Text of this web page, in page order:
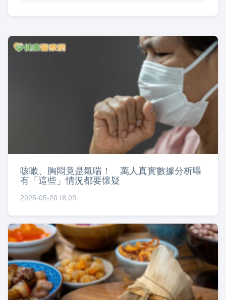
咳嗽、胸悶竟是氣喘！ 萬人真實數據分析曝
有「這些」情況都要懷疑
2025-05-20 18:09